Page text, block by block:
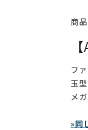
商
フ
玉
メ
»同